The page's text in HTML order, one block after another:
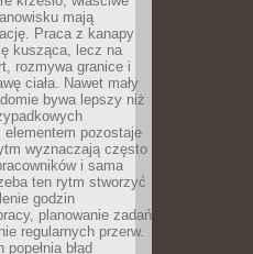
mają
Praca z kanapy
kusząca, lecz na
rozmywa granice i
ciała. Nawet mały
bywa lepszy niż
pozostaje
wyznaczają często
i sama
ten rytm stworzyć
godzin
planowanie zadań
regularnych przerw.
błąd